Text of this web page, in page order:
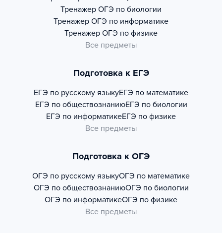
Тренажер ОГЭ по биологии
Тренажер ОГЭ по информатике
Тренажер ОГЭ по физике
Все предметы
Подготовка к ЕГЭ
ЕГЭ по русскому языкуЕГЭ по математике
ЕГЭ по обществознаниюЕГЭ по биологии
ЕГЭ по информатикеЕГЭ по физике
Все предметы
Подготовка к ОГЭ
ОГЭ по русскому языкуОГЭ по математике
ОГЭ по обществознаниюОГЭ по биологии
ОГЭ по информатикеОГЭ по физике
Все предметы